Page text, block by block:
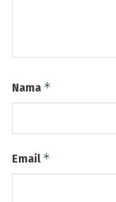
Nama *
Email*